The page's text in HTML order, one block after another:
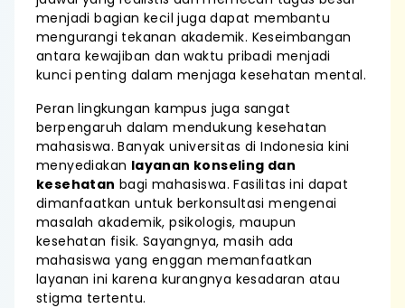
menjadi bagian kecil juga dapat membantu
mengurangi tekanan akademik. Keseimbangan
antara kewajiban dan waktu pribadi menjadi
kunci penting dalam menjaga kesehatan mental.
Peran lingkungan kampus juga sangat
berpengaruh dalam mendukung kesehatan
mahasiswa. Banyak universitas di Indonesia kini
menyediakan layanan konseling dan
kesehatan bagi mahasiswa. Fasilitas ini dapat
dimanfaatkan untuk berkonsultasi mengenai
masalah akademik, psikologis, maupun
kesehatan fisik. Sayangnya, masih ada
mahasiswa yang enggan memanfaatkan
layanan ini karena kurangnya kesadaran atau
stigma tertentu.